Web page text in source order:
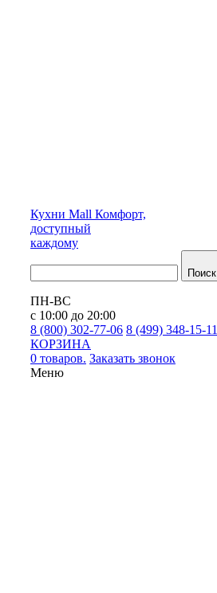
Кухни Mall Комфорт,
доступный
каждому
Поиск
ПН-ВС
с 10:00 до 20:00
8 (800) 302-77-06 8 (499) 348-15-11
КОРЗИНА
0 товаров. Заказать звонок
Меню